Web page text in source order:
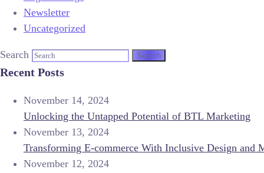
Newsletter
Uncategorized
Search
Recent Posts
November 14, 2024
Unlocking the Untapped Potential of BTL Marketing
November 13, 2024
Transforming E-commerce With Inclusive Design and
November 12, 2024